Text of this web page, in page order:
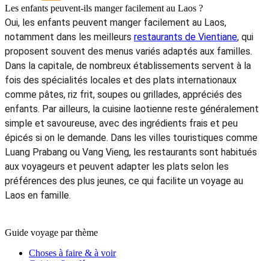
Les enfants peuvent-ils manger facilement au Laos ?
Oui, les enfants peuvent manger facilement au Laos,
notamment dans les meilleurs restaurants de Vientiane, qui
proposent souvent des menus variés adaptés aux familles.
Dans la capitale, de nombreux établissements servent à la
fois des spécialités locales et des plats internationaux
comme pâtes, riz frit, soupes ou grillades, appréciés des
enfants. Par ailleurs, la cuisine laotienne reste généralement
simple et savoureuse, avec des ingrédients frais et peu
épicés si on le demande. Dans les villes touristiques comme
Luang Prabang ou Vang Vieng, les restaurants sont habitués
aux voyageurs et peuvent adapter les plats selon les
préférences des plus jeunes, ce qui facilite un voyage au
Laos en famille.
Guide voyage par thème
Choses à faire & à voir